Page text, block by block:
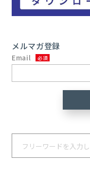
メルマガ登録
Email